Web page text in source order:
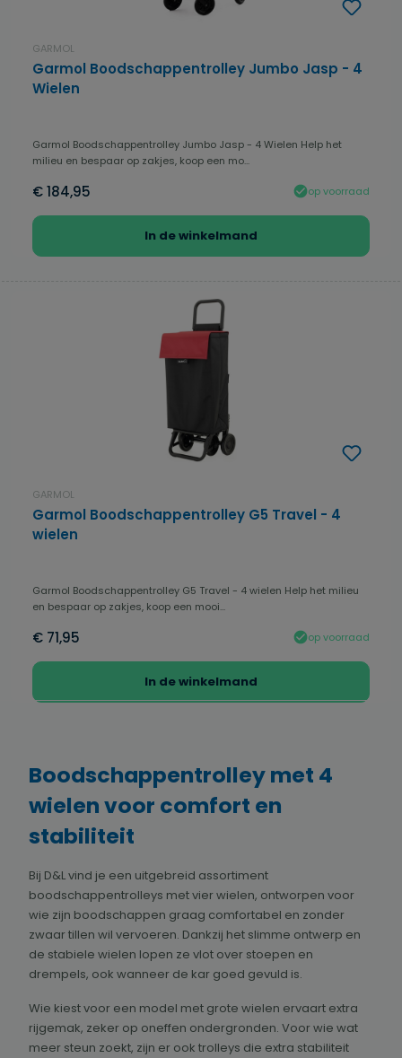
GARMOL
Garmol Boodschappentrolley Jumbo Jasp - 4
Wielen
Garmol Boodschappentrolley Jumbo Jasp - 4 Wielen Help het
milieu en bespaar op zakjes, koop een mo...
€ 184,95 op voorraad
In de winkelmand
GARMOL
Garmol Boodschappentrolley G5 Travel - 4
wielen
Garmol Boodschappentrolley G5 Travel - 4 wielen Help het milieu
en bespaar op zakjes, koop een mooi...
€ 71,95 op voorraad
In de winkelmand
Boodschappentrolley met 4
wielen voor comfort en
stabiliteit
Bij D&L vind je een uitgebreid assortiment
boodschappentrolleys met vier wielen, ontworpen voor
wie zijn boodschappen graag comfortabel en zonder
zwaar tillen wil vervoeren. Dankzij het slimme ontwerp en
de stabiele wielen lopen ze vlot over stoepen en
drempels, ook wanneer de kar goed gevuld is.
Wie kiest voor een model met grote wielen ervaart extra
rijgemak, zeker op oneffen ondergronden. Voor wie wat
meer steun zoekt, zijn er ook trolleys die extra stabiliteit